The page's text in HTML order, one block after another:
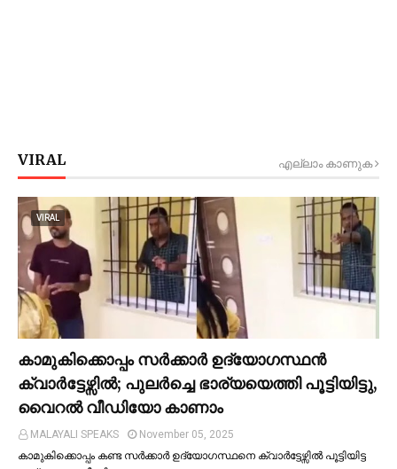
VIRAL എല്ലാം കാണുക
VIRAL
കാമുകിക്കൊപ്പം സര്‍ക്കാര്‍ ഉദ്യോഗസ്ഥൻ
ക്വാര്‍ട്ടേഴ്സില്‍; പുലര്‍ച്ചെ ഭാര്യയെത്തി പൂട്ടിയിട്ടു,
വൈറല്‍ വീഡിയോ കാണാം
MALAYALI SPEAKS
November 05, 2025
കാമുകിക്കൊപ്പം കണ്ട സർക്കാർ ഉദ്യോഗസ്ഥനെ ക്വാർട്ടേഴ്സില്‍ പൂട്ടിയിട്ട